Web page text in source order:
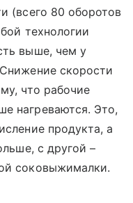
(всего 80 оборотов
технологии
выше, чем у
скорости
что рабочие
нагреваются. Это,
продукта, а
с другой –
соковыжималки.